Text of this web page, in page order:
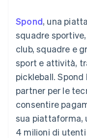
pagamento
oltre 125
Terminal
Pagamenti di
persona
Authorization
Accettazione
ottimizzata
Pagamento
accelerato
Per
Spond, una
squadre
club, squadre e
sport e attività,
pickleball.
partner per le
consentire
sua piattaforma,
4 milioni di